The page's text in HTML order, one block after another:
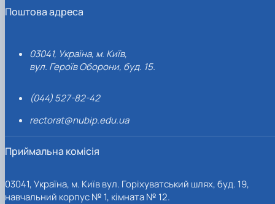
Поштова адреса
03041, Україна, м. Київ,
вул. Героїв Оборони, буд. 15.
(044) 527-82-42
rectorat@nubip.edu.ua
Приймальна комісія
03041, Україна, м. Київ вул. Горіхуватський шлях, буд. 19,
навчальний корпус № 1, кімната № 12.